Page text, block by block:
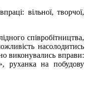
вільної, творчої,
співробітництва,
насолодитись
виконувались вправи:
руханка на побудову